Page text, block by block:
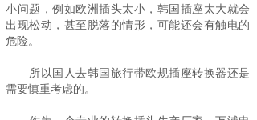
小问题，例如欧洲插头太小，韩国插座太大就会
出现松动，甚至脱落的情形，可能还会有触电的
危险。
所以国人去韩国旅行带欧规插座转换器还是
需要慎重考虑的。